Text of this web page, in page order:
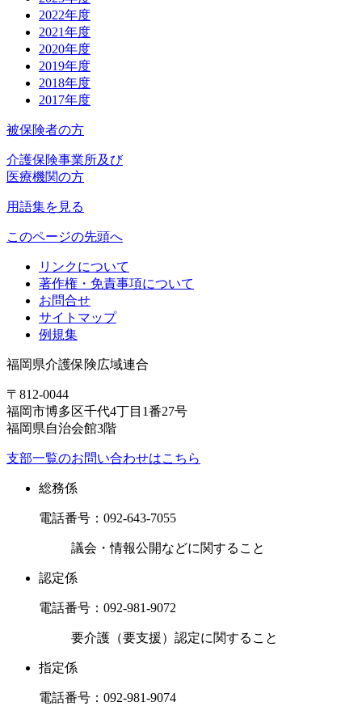
2022年度
2021年度
2020年度
2019年度
2018年度
2017年度
被保険者の方
介護保険事業所及び
医療機関の方
用語集を見る
このページの先頭へ
リンクについて
著作権・免責事項について
お問合せ
サイトマップ
例規集
福岡県介護保険広域連合
〒812-0044
福岡市博多区千代4丁目1番27号
福岡県自治会館3階
支部一覧のお問い合わせはこちら
総務係
電話番号： 092-643-7055
議会・情報公開などに関すること
認定係
電話番号： 092-981-9072
要介護（要支援）認定に関すること
指定係
電話番号： 092-981-9074